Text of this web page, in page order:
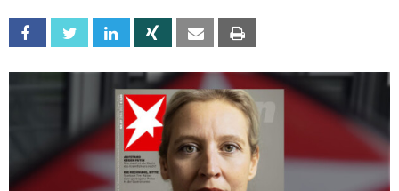
Facebook Twitter Linkedin Xing Email